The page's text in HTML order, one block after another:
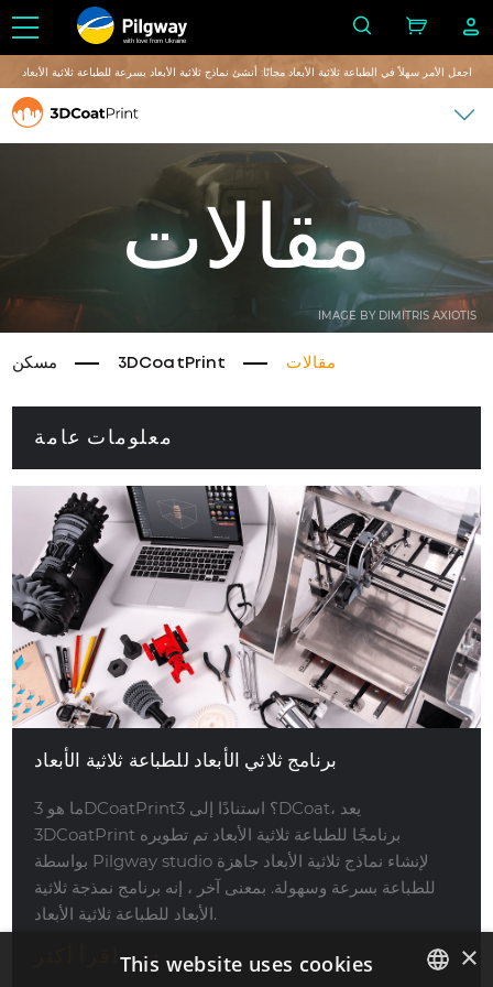
with love from Ukraine
اجعل الأمر سهلاً في الطباعة ثلاثية الأبعاد مجانًا: أنشئ نماذج ثلاثية الأبعاد بسرعة للطباعة ثلاثية الأبعاد
IMAGE BY DIMITRIS AXIOTIS
مقالات
مسكن 3DCoatPrint مقالات
معلومات عامة
برنامج ثلاثي الأبعاد للطباعة ثلاثية الأبعاد
ما هو 3DCoatPrint؟ استنادًا إلى 3DCoat، يعد
3DCoatPrint برنامجًا للطباعة ثلاثية الأبعاد تم تطويره
بواسطة Pilgway studio لإنشاء نماذج ثلاثية الأبعاد جاهزة
للطباعة بسرعة وسهولة. بمعنى آخر ، إنه برنامج نمذجة ثلاثية
الأبعاد للطباعة ثلاثية الأبعاد.
×
This website uses cookies